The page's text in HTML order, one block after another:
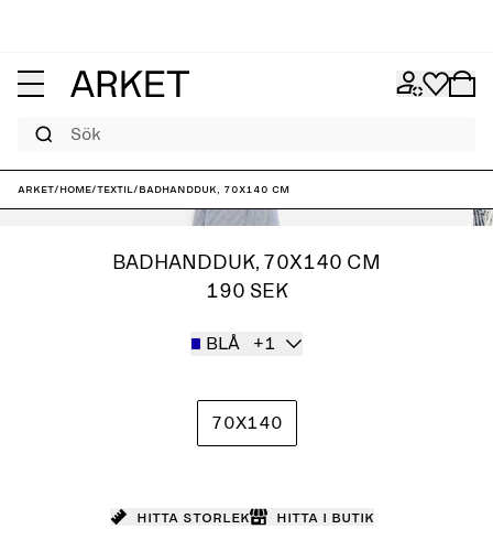
ARKET/Home/Textil/Badhandduk, 70x140 cm
BADHANDDUK, 70X140 CM
190 SEK
BLÅ +1
70X140
Hitta storlek Hitta i butik